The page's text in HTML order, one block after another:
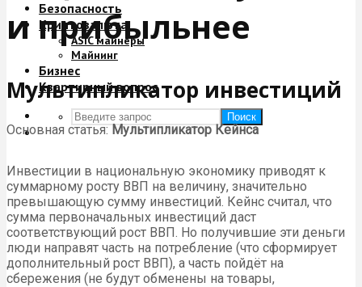
Безопасность
Криптовалюта
ASIC майнеры
Майнинг
Бизнес
Квартирный вопрос
Поиск
и прибыльнее
Мультипликатор инвестиций
Основная статья:Мультипликатор Кейнса
Инвестиции в национальную экономику приводят к
суммарному росту ВВП на величину, значительно
превышающую сумму инвестиций. Кейнс считал, что
сумма первоначальных инвестиций даст
соответствующий рост ВВП. Но получившие эти деньги
люди направят часть на потребление (что сформирует
дополнительный рост ВВП), а часть пойдёт на
сбережения (не будут обменены на товары,